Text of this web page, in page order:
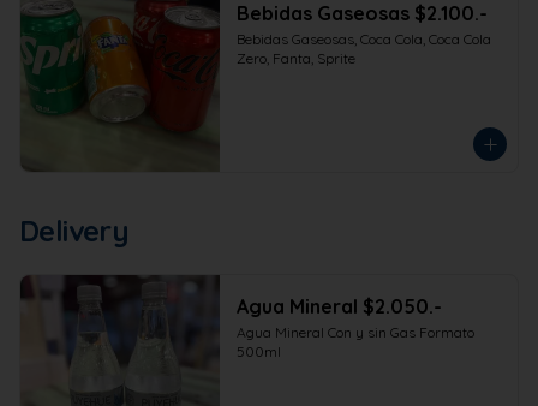
Bebidas Gaseosas $2.100.-
Bebidas Gaseosas, Coca Cola, Coca Cola
Zero, Fanta, Sprite
Delivery
Agua Mineral $2.050.-
Agua Mineral Con y sin Gas Formato
500ml